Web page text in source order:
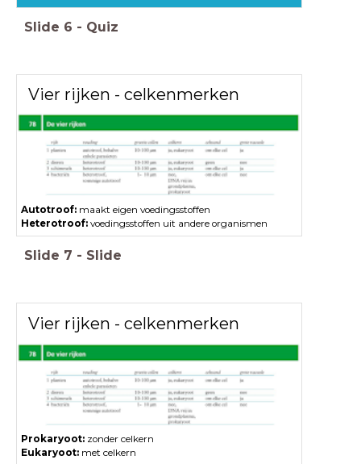
Slide 6 - Quiz
Vier rijken - celkenmerken
Autotroof: maakt eigen voedingsstoffen
Heterotroof: voedingsstoffen uit andere organismen
Slide 7 - Slide
Vier rijken - celkenmerken
Prokaryoot: zonder celkern
Eukaryoot: met celkern